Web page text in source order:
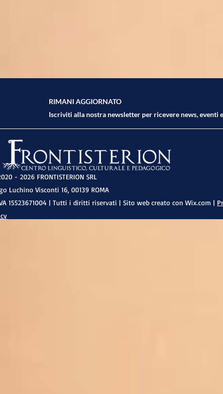
RIMANI AGGIORNATO
Iscriviti alla nostra newsletter per ricevere news, eventi
- 2026 FRONTISTERION SRL
Luchino Visconti 16, 00139 ROMA
15523671004 | Tutti i diritti riservati | Sito web creato con Wix.com |